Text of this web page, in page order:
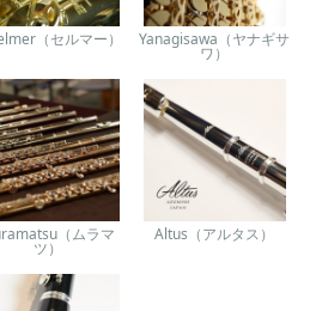
（セルマー） Yanagisawa（ヤナギサ
ワ）
（ムラマ
ツ）
Altus（アルタス）